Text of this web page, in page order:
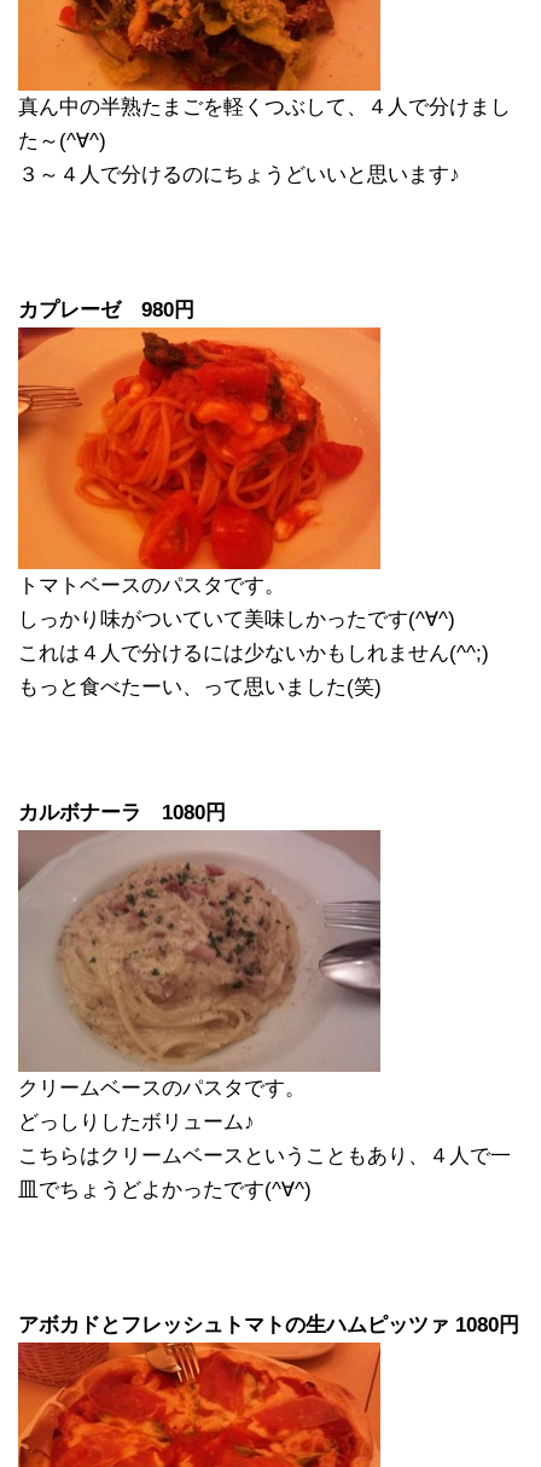
真ん中の半熟たまごを軽くつぶして、４人で分けまし
た～(^∀^)
３～４人で分けるのにちょうどいいと思います♪
カプレーゼ 980円
トマトベースのパスタです。
しっかり味がついていて美味しかったです(^∀^)
これは４人で分けるには少ないかもしれません(^^;)
もっと食べたーい、って思いました(笑)
カルボナーラ 1080円
クリームベースのパスタです。
どっしりしたボリューム♪
こちらはクリームベースということもあり、４人で一
皿でちょうどよかったです(^∀^)
アボカドとフレッシュトマトの生ハムピッツァ 1080円